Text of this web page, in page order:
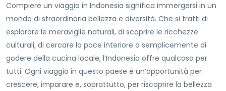
Compiere un viaggio in Indonesia significa immergersi in un
mondo di straordinaria bellezza e diversità. Che si tratti di
esplorare le meraviglie naturali, di scoprire le ricchezze
culturali, di cercare la pace interiore o semplicemente di
godere della cucina locale, l’Indonesia offre qualcosa per
tutti. Ogni viaggio in questo paese è un’opportunità per
crescere, imparare e, soprattutto, per riscoprire la bellezza